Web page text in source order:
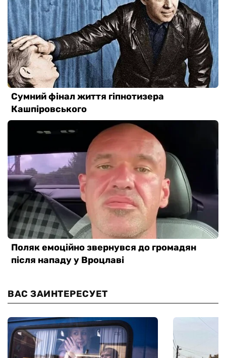
ВАС ЗАИНТЕРЕСУЕТ